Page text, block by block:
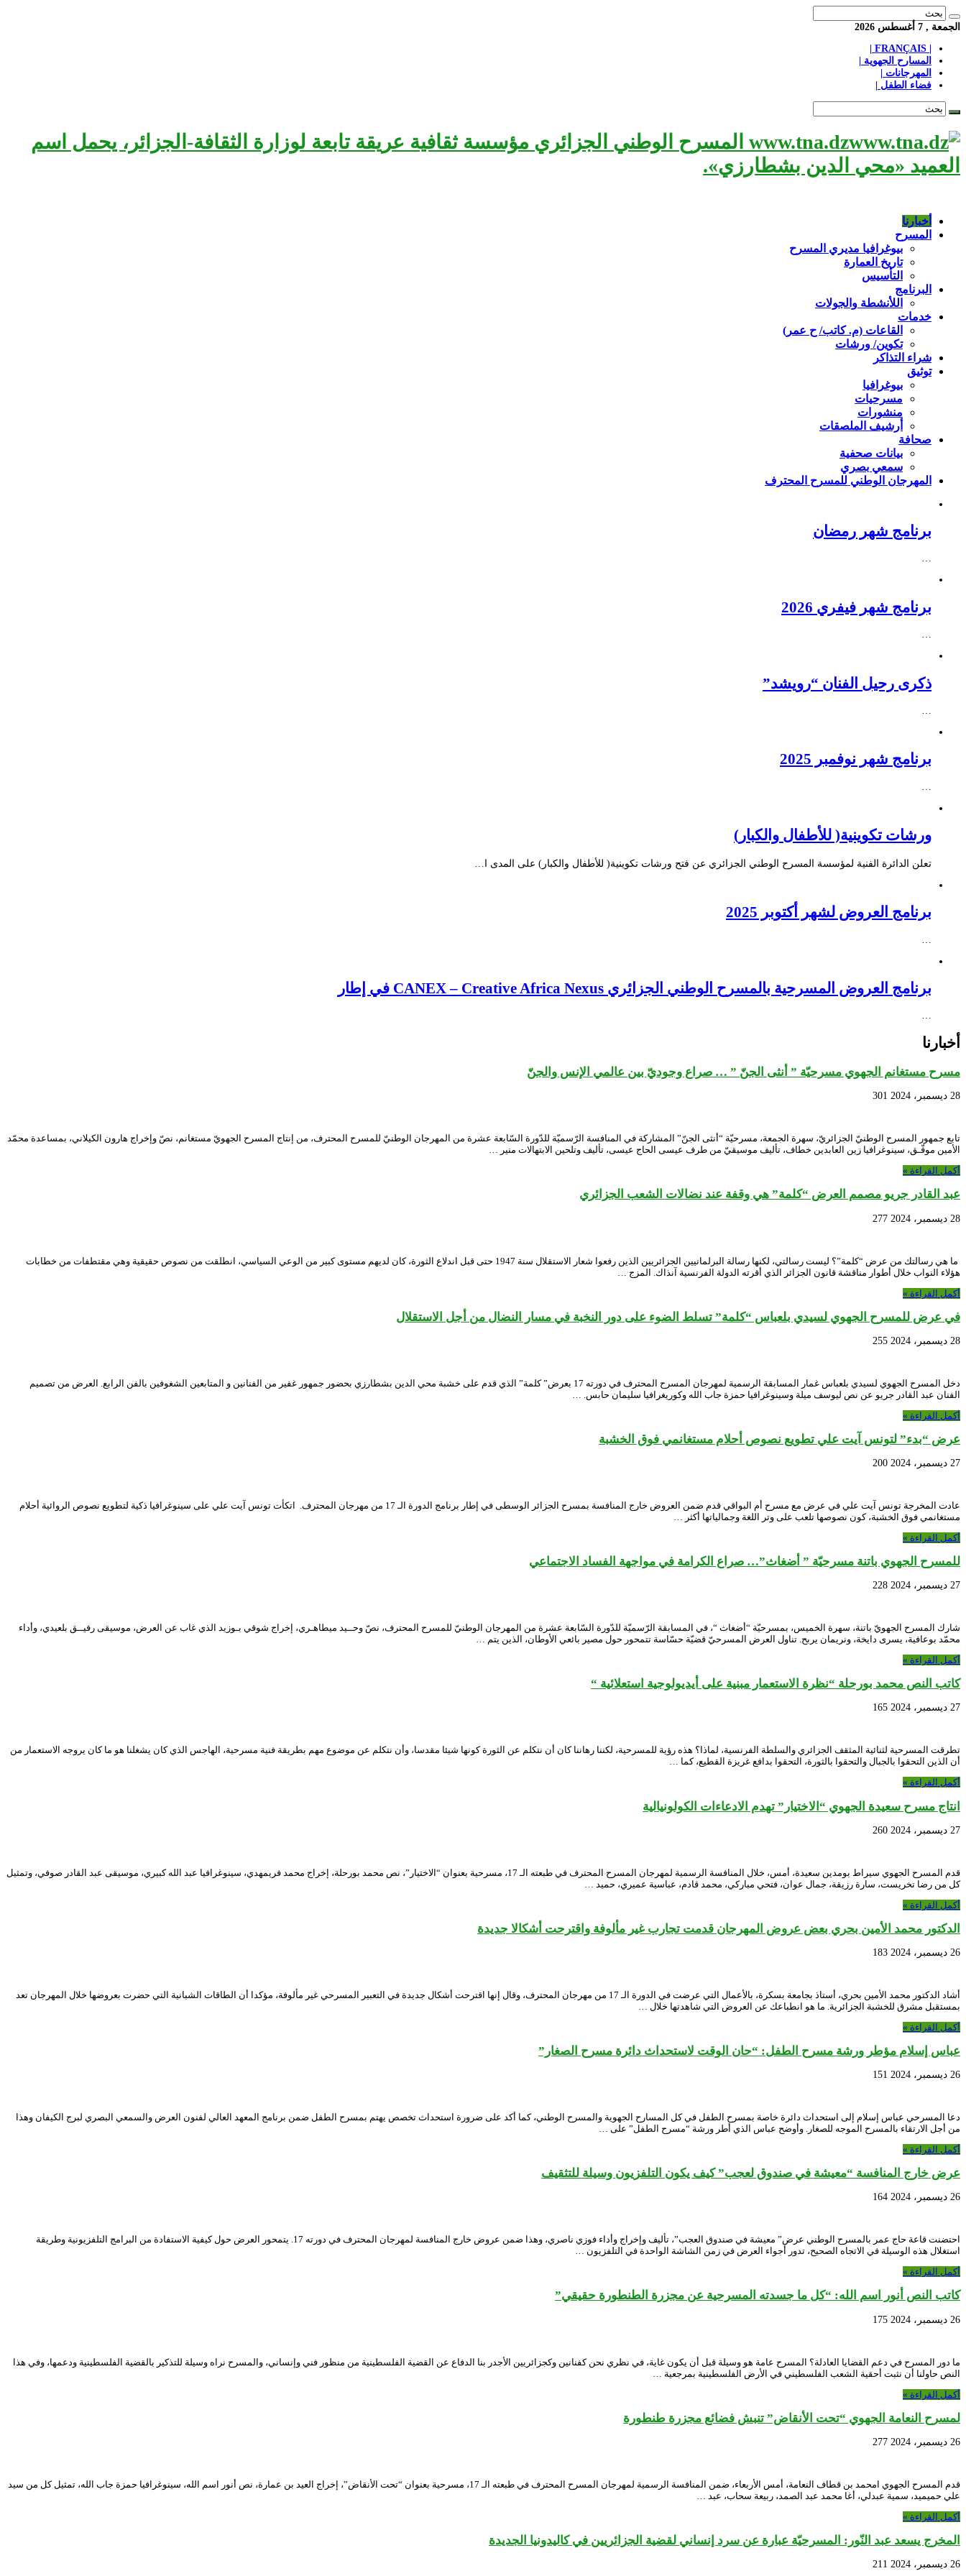
الجمعة , 7 أغسطس 2026
المسارح الجهوية |
المهرجانات |
فضاء الطفل |
www.tna.dz المسرح الوطني الجزائري مؤسسة ثقافية عريقة تابعة لوزارة الثقافة-الجزائر، يحمل اسم
العميد «محي الدين بشطارزي».
أخبارنا
المسرح
بيوغرافيا مديري المسرح
تاريخ العمارة
التأسيس
البرنامج
اللأنشطة والجولات
خدمات
القاعات (م. كاتب/ ح عمر)
تكوين/ ورشات
شراء التذاكر
توثيق
بيوغرافيا
مسرحيات
منشورات
أرشيف الملصقات
صحافة
بيانات صحفية
سمعي بصري
المهرجان الوطني للمسرح المحترف
برنامج شهر رمضان
…
برنامج شهر فيفري 2026
…
ذكرى رحيل الفنان “رويشد”
…
برنامج شهر نوفمبر 2025
ورشات تكوينية( للأطفال والكبار)
تعلن الدائرة الفنية لمؤسسة المسرح الوطني الجزائري عن فتح ورشات تكوينية( للأطفال والكبار) على المدى ا…
برنامج العروض لشهر أكتوبر 2025
برنامج العروض المسرحية بالمسرح الوطني الجزائري CANEX – Creative Africa Nexus في إطار
…
أخبارنا
مسرح مستغانم الجهوي مسرحيّة ” أنثى الجنّ ” … صراع وجوديّ بين عالمي الإنس والجنّ
28 ديسمبر، 2024 301
تابع جمهور المسرح الوطنيّ الجزائريّ، سهرة الجمعة، مسرحيّة “أنثى الجنّ” المشاركة في المنافسة الرّسميّة للدّورة السّابعة عشرة من المهرجان الوطنيّ للمسرح المحترف، من إنتاج المسرح الجهويّ مستغانم، نصّ وإخراج هارون الكيلاني، بمساعدة محمّد
الأمين موفّـق، سينوغرافيا زين العابدين خطاف، تأليف موسيقيّ من طرف عيسى الحاج عيسى، تأليف وتلحين الابتهالات منير …
أكمل القراءة »
عبد القادر جريو مصمم العرض “كلمة” هي وقفة عند نضالات الشعب الجزائري
28 ديسمبر، 2024 277
ما هي رسالتك من عرض “كلمة”؟ ليست رسالتي، لكنها رسالة البرلمانيين الجزائريين الذين رفعوا شعار الاستقلال سنة 1947 حتى قبل اندلاع الثورة، كان لديهم مستوى كبير من الوعي السياسي، انطلقت من نصوص حقيقية وهي مقتطفات من خطابات
هؤلاء النواب خلال أطوار مناقشة قانون الجزائر الذي أقرته الدولة الفرنسية آنذاك. المزج …
أكمل القراءة »
في عرض للمسرح الجهوي لسيدي بلعباس “كلمة” تسلط الضوء على دور النخبة في مسار النضال من أجل الاستقلال
28 ديسمبر، 2024 255
دخل المسرح الجهوي لسيدي بلعباس غمار المسابقة الرسمية لمهرجان المسرح المحترف في دورته 17 بعرض” كلمة” الذي قدم على خشبة محي الدين بشطارزي بحضور جمهور غفير من الفنانين و المتابعين الشغوفين بالفن الرابع. العرض من تصميم
الفنان عبد القادر جريو عن نص ليوسف ميلة وسينوغرافيا حمزة جاب الله وكوريغرافيا سليمان حابس. …
أكمل القراءة »
عرض “بدء” لتونس آيت علي تطويع نصوص أحلام مستغانمي فوق الخشبة
27 ديسمبر، 2024 200
عادت المخرجة تونس آيت علي في عرض مع مسرح أم البواقي قدم ضمن العروض خارج المنافسة بمسرح الجزائر الوسطى في إطار برنامج الدورة الـ 17 من مهرجان المحترف. اتكأت تونس آيت علي على سينوغرافيا ذكية لتطويع نصوص الروائية أحلام
مستغانمي فوق الخشبة، كون نصوصها تلعب على وتر اللغة وجمالياتها أكثر …
أكمل القراءة »
للمسرح الجهوي باتنة مسرحيّة ” أضغاث”… صراع الكرامة في مواجهة الفساد الاجتماعي
27 ديسمبر، 2024 228
شارك المسرح الجهويّ باتنة، سهرة الخميس، بمسرحيّة “أضغاث “، في المسابقة الرّسميّة للدّورة السّابعة عشرة من المهرجان الوطنيّ للمسرح المحترف، نصّ وحــيد ميطاهـري، إخراج شوقي بـوزيد الذي غاب عن العرض، موسيقى رفيــق بلعيدي، وأداء
محمّد بوعافية، يسرى دايخة، ونريمان يربح. تناول العرض المسرحيّ قضيّة حسّاسة تتمحور حول مصير بائعي الأوطان، الذين يتم …
أكمل القراءة »
كاتب النص محمد بورحلة “نظرة الاستعمار مبنية على أيديولوجية استعلائية “
27 ديسمبر، 2024 165
تطرقت المسرحية لثنائية المثقف الجزائري والسلطة الفرنسية، لماذا؟ هذه رؤية للمسرحية، لكننا رهاننا كان أن نتكلم عن الثورة كونها شيئا مقدسا، وأن نتكلم عن موضوع مهم بطريقة فنية مسرحية، الهاجس الذي كان يشغلنا هو ما كان يروجه الاستعمار من
أن الذين التحقوا بالجبال والتحقوا بالثورة، التحقوا بدافع غريزة القطيع، كما …
أكمل القراءة »
انتاج مسرح سعيدة الجهوي “الاختيار” تهدم الادعاءات الكولونيالية
27 ديسمبر، 2024 260
قدم المسرح الجهوي سيراط بومدين سعيدة، أمس، خلال المنافسة الرسمية لمهرجان المسرح المحترف في طبعته الـ 17، مسرحية بعنوان “الاختيار”، نص محمد بورحلة، إخراج محمد فريمهدي، سينوغرافيا عبد الله كبيري، موسيقى عبد القادر صوفي، وتمثيل
كل من رضا تخريست، سارة رزيقة، جمال عوان، فتحي مباركي، محمد قادم، عباسية عميري، حميد …
أكمل القراءة »
الدكتور محمد الأمين بحري بعض عروض المهرجان قدمت تجارب غير مألوفة واقترحت أشكالا جديدة
26 ديسمبر، 2024 183
أشاد الدكتور محمد الأمين بحري، أستاذ بجامعة بسكرة، بالأعمال التي عرضت في الدورة الـ 17 من مهرجان المحترف، وقال إنها اقترحت أشكال جديدة في التعبير المسرحي غير مألوفة، مؤكدا أن الطاقات الشبانية التي حضرت بعروضها خلال المهرجان تعد
بمستقبل مشرق للخشبة الجزائرية. ما هو انطباعك عن العروض التي شاهدتها خلال …
أكمل القراءة »
عباس إسلام مؤطر ورشة مسرح الطفل: “حان الوقت لاستحداث دائرة مسرح الصغار”
26 ديسمبر، 2024 151
دعا المسرحي عباس إسلام إلى استحداث دائرة خاصة بمسرح الطفل في كل المسارح الجهوية والمسرح الوطني، كما أكد على ضرورة استحداث تخصص يهتم بمسرح الطفل ضمن برنامج المعهد العالي لفنون العرض والسمعي البصري لبرج الكيفان وهذا
من أجل الارتقاء بالمسرح الموجه للصغار. وأوضح عباس الذي أطر ورشة “مسرح الطفل” على …
أكمل القراءة »
عرض خارج المنافسة “معيشة في صندوق لعجب” كيف يكون التلفزيون وسيلة للتثقيف
26 ديسمبر، 2024 164
احتضنت قاعة حاج عمر بالمسرح الوطني عرض” معيشة في صندوق العجب”، تأليف وإخراج وأداء فوزي ناصري، وهذا ضمن عروض خارج المنافسة لمهرجان المحترف في دورته 17. يتمحور العرض حول كيفية الاستفادة من البرامج التلفزيونية وطريقة
استغلال هذه الوسيلة في الاتجاه الصحيح، تدور أجواء العرض في زمن الشاشة الواحدة في التلفزيون …
أكمل القراءة »
كاتب النص أنور اسم الله: “كل ما جسدته المسرحية عن مجزرة الطنطورة حقيقي”
26 ديسمبر، 2024 175
ما دور المسرح في دعم القضايا العادلة؟ المسرح عامة هو وسيلة قبل أن يكون غاية، في نظري نحن كفنانين وكجزائريين الأجدر بنا الدفاع عن القضية الفلسطينية من منظور فني وإنساني، والمسرح نراه وسيلة للتذكير بالقضية الفلسطينية ودعمها، وفي هذا
النص حاولنا أن نثبت أحقية الشعب الفلسطيني في الأرض الفلسطينية بمرجعية …
أكمل القراءة »
لمسرح النعامة الجهوي “تحت الأنقاض” تنبش فضائع مجزرة طنطورة
26 ديسمبر، 2024 277
قدم المسرح الجهوي امحمد بن قطاف النعامة، أمس الأربعاء، ضمن المنافسة الرسمية لمهرجان المسرح المحترف في طبعته الـ 17، مسرحية بعنوان “تحت الأنقاض”، إخراج العيد بن عمارة، نص أنور اسم الله، سينوغرافيا حمزة جاب الله، تمثيل كل من سيد
علي حميميد، سمية عبدلي، أغا محمد عبد الصمد، ربيعة سحاب، عبد …
أكمل القراءة »
المخرج يسعد عبد النّور: المسرحيّة عبارة عن سرد إنساني لقضية الجزائريين في كاليدونيا الجديدة
26 ديسمبر، 2024 211